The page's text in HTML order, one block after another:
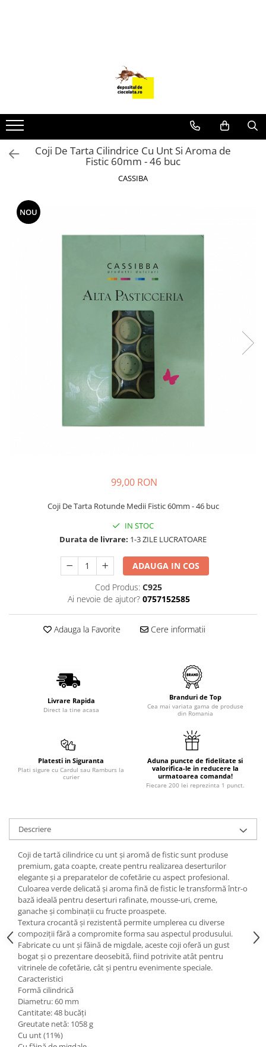
GLAZURI, UMPLUTURI, CREME
USTENSILE SI FORME SILICON
PASTA DE ZAHAR
FRISCA, UNT, LAPTE CONDENSAT
Coji De Tarta Cilindrice Cu Unt Si Aroma de
Fistic 60mm - 46 buc
CASSIBA
NOU
99,00 RON
Coji De Tarta Rotunde Medii Fistic 60mm - 46 buc
IN STOC
Durata de livrare: 1-3 ZILE LUCRATOARE
ADAUGA IN COS
Cod Produs: C925
Ai nevoie de ajutor? 0757152585
Adauga la Favorite Cere informatii
Livrare Rapida
Direct la tine acasa
Branduri de Top
Cea mai variata gama de produse
din Romania
Platesti in Siguranta
Plati sigure cu Cardul sau Ramburs la
curier
Aduna puncte de fidelitate si
valorifica-le in reducere la
urmatoarea comanda!
Fiecare 200 lei reprezinta 1 punct.
Descriere
Coji de tartă cilindrice cu unt și aromă de fistic sunt produse
premium, gata coapte, create pentru realizarea deserturilor
elegante și a preparatelor de cofetărie cu aspect profesional.
Culoarea verde delicată și aroma fină de fistic le transformă într-o
bază ideală pentru deserturi rafinate, mousse-uri, creme,
ganache și combinații cu fructe proaspete.
Textura crocantă și rezistentă permite umplerea cu diverse
compoziții fără a compromite forma sau aspectul produsului.
Fabricate cu unt și făină de migdale, aceste coji oferă un gust
bogat și o prezentare deosebită, fiind potrivite atât pentru
vitrinele de cofetărie, cât și pentru evenimente speciale.
Caracteristici
Formă cilindrică
Diametru: 60 mm
Cantitate: 48 bucăți
Greutate netă: 1058 g
Cu unt (11%)